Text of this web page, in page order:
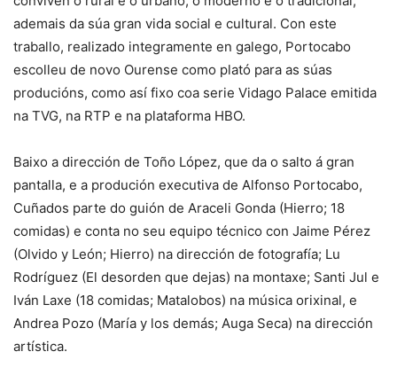
ademais da súa gran vida social e cultural. Con este
traballo, realizado integramente en galego, Portocabo
escolleu de novo Ourense como plató para as súas
producións, como así fixo coa serie Vidago Palace emitida
na TVG, na RTP e na plataforma HBO.
Baixo a dirección de Toño López, que da o salto á gran
pantalla, e a produción executiva de Alfonso Portocabo,
Cuñados parte do guión de Araceli Gonda (Hierro; 18
comidas) e conta no seu equipo técnico con Jaime Pérez
(Olvido y León; Hierro) na dirección de fotografía; Lu
Rodríguez (El desorden que dejas) na montaxe; Santi Jul e
Iván Laxe (18 comidas; Matalobos) na música orixinal, e
Andrea Pozo (María y los demás; Auga Seca) na dirección
artística.